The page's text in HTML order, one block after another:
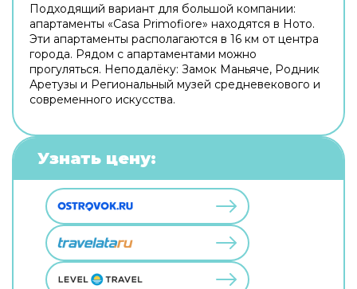
Подходящий вариант для большой компании:
апартаменты «Casa Primofiore» находятся в Ното.
Эти апартаменты располагаются в 16 км от центра
города. Рядом с апартаментами можно
прогуляться. Неподалёку: Замок Маньяче, Родник
Аретузы и Региональный музей средневекового и
современного искусства.
Узнать цену: